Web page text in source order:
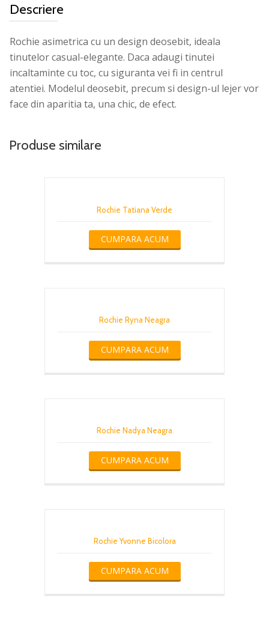
Descriere
Rochie asimetrica cu un design deosebit, ideala
tinutelor casual-elegante. Daca adaugi tinutei
incaltaminte cu toc, cu siguranta vei fi in centrul
atentiei. Modelul deosebit, precum si design-ul lejer vor
face din aparitia ta, una chic, de efect.
Produse similare
Rochie Tatiana Verde
CUMPARA ACUM
Rochie Ryna Neagra
CUMPARA ACUM
Rochie Nadya Neagra
CUMPARA ACUM
Rochie Yvonne Bicolora
CUMPARA ACUM